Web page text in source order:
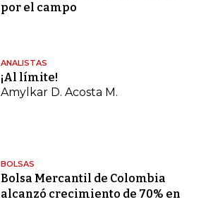
por el campo
ANALISTAS
¡Al límite!
Amylkar D. Acosta M.
BOLSAS
Bolsa Mercantil de Colombia
alcanzó crecimiento de 70% en